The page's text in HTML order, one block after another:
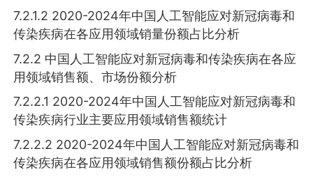
7.2.1.2 2020-2024年中国人工智能应对新冠病毒和
传染疾病在各应用领域销量份额占比分析
7.2.2 中国人工智能应对新冠病毒和传染疾病在各应
用领域销售额、市场份额分析
7.2.2.1 2020-2024年中国人工智能应对新冠病毒和
传染疾病行业主要应用领域销售额统计
7.2.2.2 2020-2024年中国人工智能应对新冠病毒和
传染疾病在各应用领域销售额份额占比分析